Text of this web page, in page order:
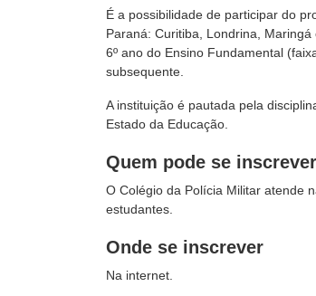
É a possibilidade de participar do
Paraná: Curitiba, Londrina,
6º ano do Ensino Fundamental
subsequente.
A instituição é pautada pela
Estado da Educação.
Quem pode se inscrever
O Colégio da Polícia Militar atende
estudantes.
Onde se inscrever
Na internet.